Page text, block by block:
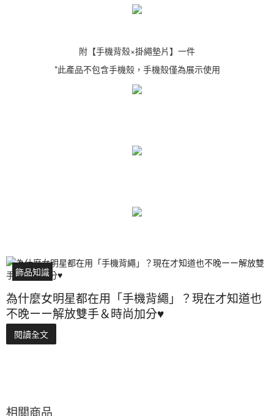
附【手機背殼×掛繩墊片】一件
*此產品不包含手機殼，手機殼僅為展示使用
飾品知識
為什麼女明星都在用「手機背繩」？現在才知道也
不晚ーー解放雙手＆時尚加分♥
閱讀全文
相關商品